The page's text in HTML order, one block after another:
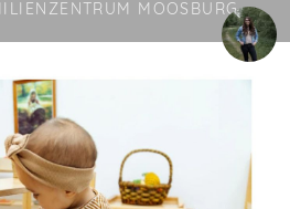
MOOSBURG
about me here...